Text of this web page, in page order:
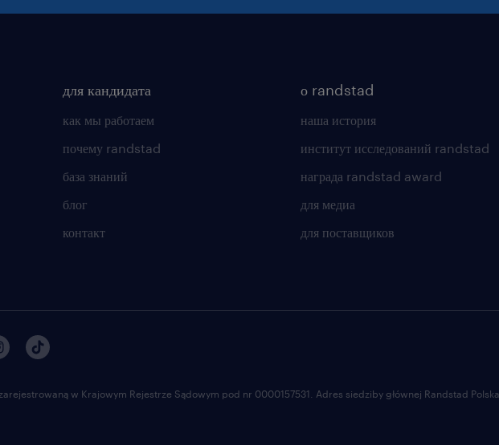
для кандидата
как мы работаем
почему randstad
база знаний
блог
контакт
о randstad
наша история
институт исследований randstad
награда randstad award
для медиа
для поставщиков
w Krajowym Rejestrze Sądowym pod nr 0000157531. Adres siedziby głównej Randstad